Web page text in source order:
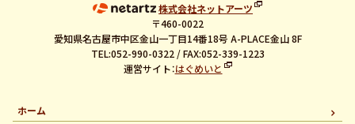
株式会社ネットアーツ
〒460-0022
愛知県名古屋市中区金山一丁目14番18号 A-PLACE金山 8F
TEL:052-990-0322 / FAX:052-339-1223
運営サイト：はぐめいと
ホーム